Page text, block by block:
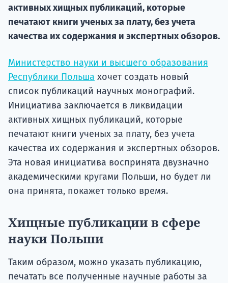
активных хищных публикаций, которые
печатают книги ученых за плату, без учета
качества их содержания и экспертных обзоров.
Министерство науки и высшего образования
Республики Польша хочет создать новый
список публикаций научных монографий.
Инициатива заключается в ликвидации
активных хищных публикаций, которые
печатают книги ученых за плату, без учета
качества их содержания и экспертных обзоров.
Эта новая инициатива воспринята двузначно
академическими кругами Польши, но будет ли
она принята, покажет только время.
Хищные публикации в сфере
науки Польши
Таким образом, можно указать публикацию,
печатать все полученные научные работы за